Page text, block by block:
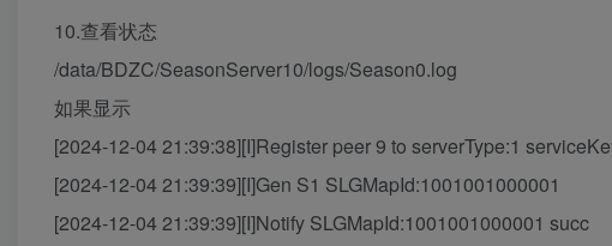
10.查看状态
/data/BDZC/SeasonServer10/logs/Season0.log
如果显示
[2024-12-04 21:39:38][I]Register peer 9 to serverType:1
[2024-12-04 21:39:39][I]Gen S1 SLGMapId:1001001000001
[2024-12-04 21:39:39][I]Notify SLGMapId:1001001000001 succ